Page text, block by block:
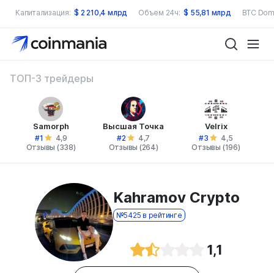
Капитализация: $ 2 210,4 млрд Объем 24ч: $ 55,81 млрд BTC
ТОП-3 трейдеры
Samorph
#1
4,9
Отзывы (338)
Высшая Точка
#2
4,7
Отзывы (264)
Velrix
#3
4,5
Отзывы (196)
Kahramov Crypto
№5425 в рейтинге
1,1